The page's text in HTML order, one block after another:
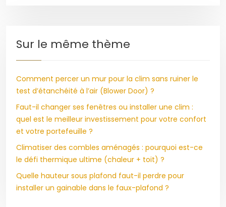
Sur le même thème
Comment percer un mur pour la clim sans ruiner le
test d’étanchéité à l’air (Blower Door) ?
Faut-il changer ses fenêtres ou installer une clim :
quel est le meilleur investissement pour votre confort
et votre portefeuille ?
Climatiser des combles aménagés : pourquoi est-ce
le défi thermique ultime (chaleur + toit) ?
Quelle hauteur sous plafond faut-il perdre pour
installer un gainable dans le faux-plafond ?